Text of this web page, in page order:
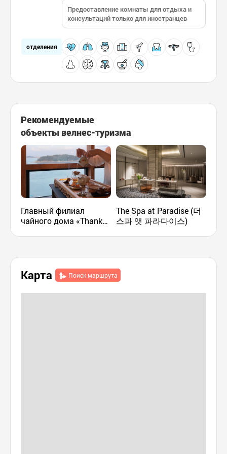
Предоставление комнаты для отдыха и
консультаций только для иностранцев
отделения
Рекомендуемые
объекты велнес-туризма
Главный филиал
чайного дома «Thanks
The Spa at Paradise (더
스파 앳 파라다이스)
워
Карта Поиск маршрута